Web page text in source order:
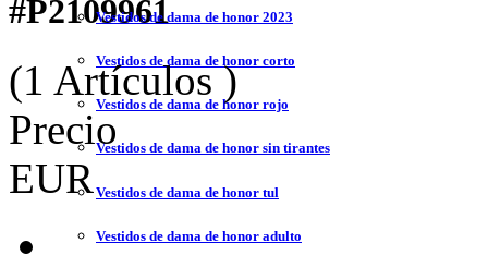
Vestidos de dama de honor 2023
Vestidos de dama de honor corto
Vestidos de dama de honor rojo
Vestidos de dama de honor sin tirantes
Vestidos de dama de honor tul
Vestidos de dama de honor adulto
#P2109961
(1 Artículos )
Precio
EUR